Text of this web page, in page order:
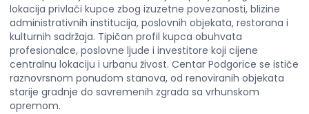
lokacija privlači kupce zbog izuzetne povezanosti, blizine
administrativnih institucija, poslovnih objekata, restorana i
kulturnih sadržaja. Tipičan profil kupca obuhvata
profesionalce, poslovne ljude i investitore koji cijene
centralnu lokaciju i urbanu živost. Centar Podgorice se ističe
raznovrsnom ponudom stanova, od renoviranih objekata
starije gradnje do savremenih zgrada sa vrhunskom
opremom.